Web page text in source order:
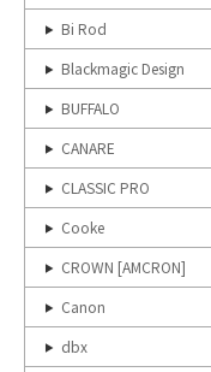
Bi Rod
Blackmagic Design
BUFFALO
CANARE
CLASSIC PRO
Cooke
CROWN [AMCRON]
Canon
dbx